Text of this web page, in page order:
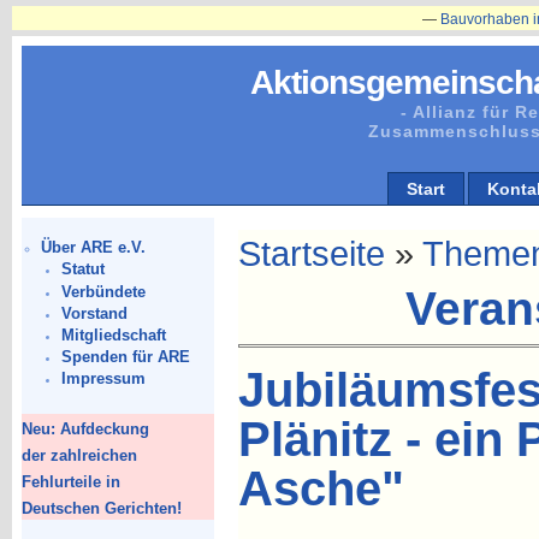
- Allianz für
Start
Über ARE e.V.
Statut
Verbündete
Vorstand
Mitgliedschaft
Spenden für ARE
Impressum
Neu: Aufdeckung
der zahlreichen
Fehlurteile in
Deutschen Gerichten!
Bauvorhaben in
Startseite »
Plänitz - ein
Asche"